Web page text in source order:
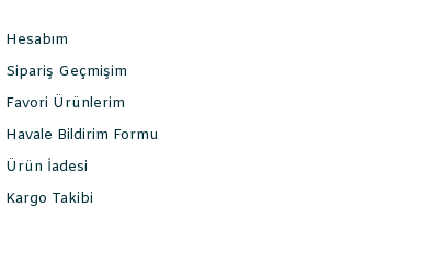
Hesabım
Sipariş Geçmişim
Favori Ürünlerim
Havale Bildirim Formu
Ürün İadesi
Kargo Takibi